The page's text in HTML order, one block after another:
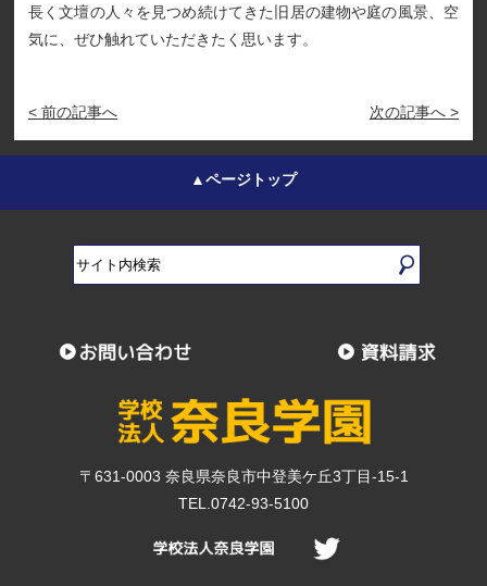
長く文壇の人々を見つめ続けてきた旧居の建物や庭の風景、空
気に、ぜひ触れていただきたく思います。
< 前の記事へ 次の記事へ >
▲ページトップ
〒631-0003 奈良県奈良市中登美ケ丘3丁目-15-1
TEL.0742-93-5100